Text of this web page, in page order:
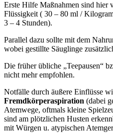
Erste Hilfe Maßnahmen sind hier
Flüssigkeit ( 30 – 80 ml /
3 – 4 Stunden).
Parallel dazu sollte mit dem
wobei gestillte Säuglinge
Die früher übliche „Teepausen“
nicht mehr empfohlen.
Notfälle durch äußere Einflüsse
Fremdkörperaspiration (dabei
Atemwege, oftmals kleine
sind am plötzlichen Husten
mit Würgen u. atypischen